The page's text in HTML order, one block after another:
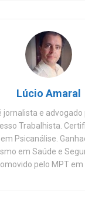
Lúcio Amaral
jornalista e
Trabalhista.
Psicanálise.
em Saúde e
pelo MPT em